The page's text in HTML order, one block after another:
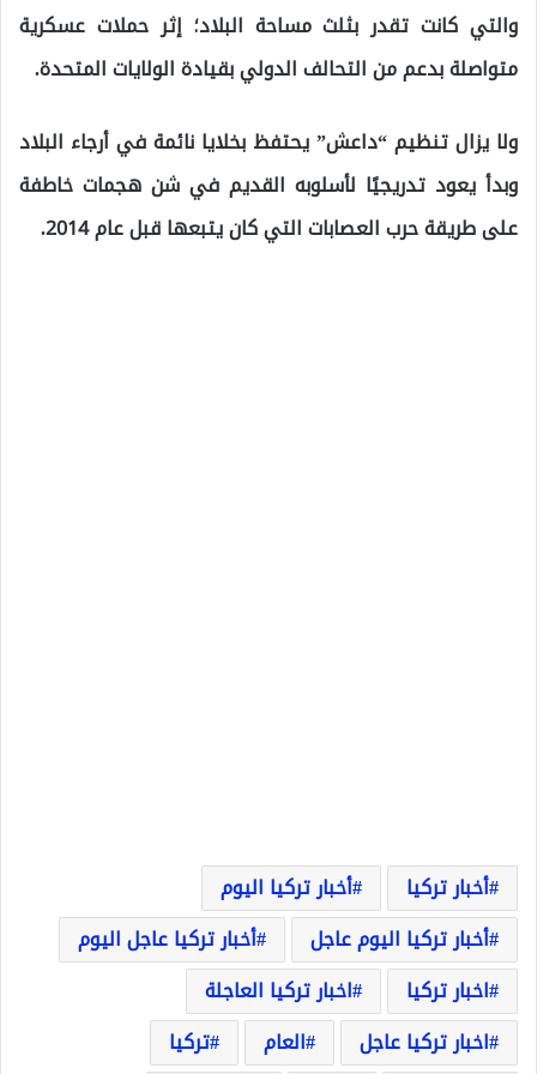
والتي كانت تقدر بثلث مساحة البلاد؛ إثر حملات عسكرية
متواصلة بدعم من التحالف الدولي بقيادة الولايات المتحدة.
ولا يزال تنظيم “داعش” يحتفظ بخلايا نائمة في أرجاء البلاد
وبدأ يعود تدريجيًا لأسلوبه القديم في شن هجمات خاطفة
على طريقة حرب العصابات التي كان يتبعها قبل عام 2014.
أخبار تركيا
أخبار تركيا اليوم
أخبار تركيا اليوم عاجل
أخبار تركيا عاجل اليوم
اخبار تركيا
اخبار تركيا العاجلة
اخبار تركيا عاجل
العام
تركيا